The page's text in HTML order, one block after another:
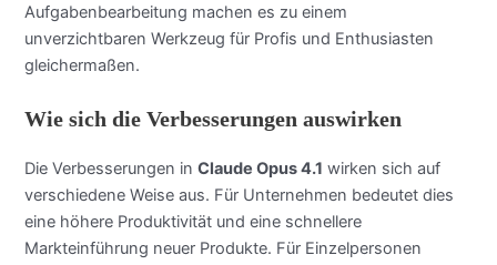
Aufgabenbearbeitung machen es zu einem
unverzichtbaren Werkzeug für Profis und Enthusiasten
gleichermaßen.
Wie sich die Verbesserungen auswirken
Die Verbesserungen inClaude Opus 4.1 wirken sich auf
verschiedene Weise aus. Für Unternehmen bedeutet dies
eine höhere Produktivität und eine schnellere
Markteinführung neuer Produkte. Für Einzelpersonen